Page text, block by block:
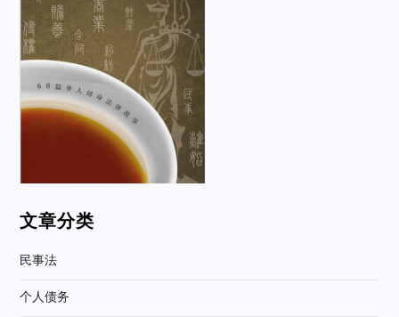
文章分类
民事法
个人债务